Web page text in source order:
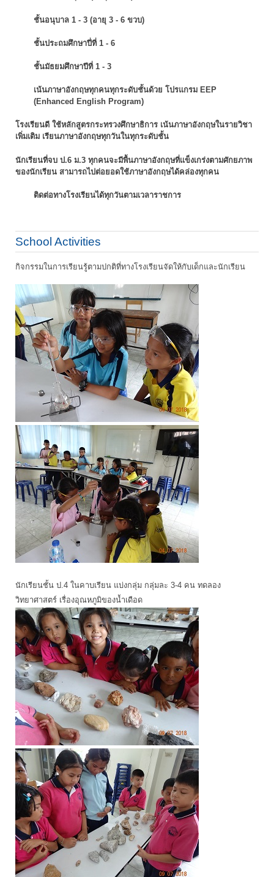
ชั้นอนุบาล 1 - 3 (อายุ 3 - 6 ขวบ)
ชั้นประถมศึกษาปี่ที่ 1 - 6
ชั้นมัธยมศึกษาปีที่ 1 - 3
เน้นภาษาอังกฤษทุกคนทุกระดับชั้นด้วย โปรแกรม EEP
(Enhanced English Program)
โรงเรียนดี ใช้หลักสูตรกระทรวงศึกษาธิการ เน้นภาษาอังกฤษในรายวิชา
เพิ่มเติม เรียนภาษาอังกฤษทุกวันในทุกระดับชั้น
นักเรียนที่จบ ป.6 ม.3 ทุกคนจะมีพื้นภาษาอังกฤษที่แข็งเกร่งตามศักยภาพ
ของนักเรียน สามารถไปต่อยอดใช้ภาษาอังกฤษได้คล่องทุกคน
ติดต่อทางโรงเรียนได้ทุกวันตามเวลาราชการ
School Activities
กิจกรรมในการเรียนรู้ตามปกติที่ทางโรงเรียนจัดให้กับเด็กและนักเรียน
นักเรียนชั้น ป.4 ในคาบเรียน แบ่งกลุ่ม กลุ่มละ 3-4 คน ทดลอง
วิทยาศาสตร์ เรื่องอุณหภูมิของน้ำเดือด